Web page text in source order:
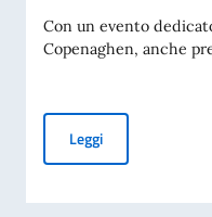
Con un evento
Copenaghen, anche
LeggiIl riso